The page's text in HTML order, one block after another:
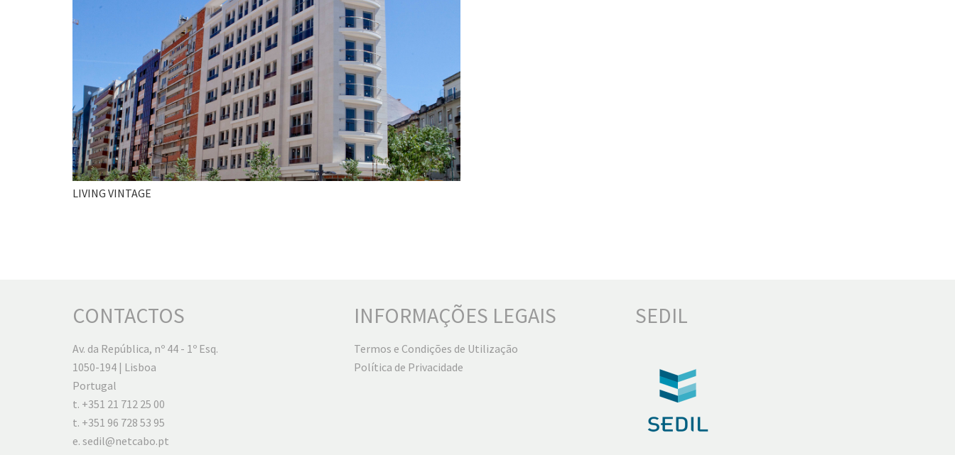
LIVING VINTAGE
CONTACTOS
Av. da República, nº 44 - 1º Esq.
1050-194 | Lisboa
Portugal
t. +351 21 712 25 00
t. +351 96 728 53 95
e. sedil@netcabo.pt
INFORMAÇÕES LEGAIS
Termos e Condições de Utilização
Política de Privacidade
SEDIL